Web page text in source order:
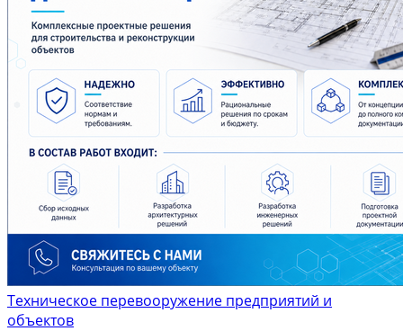
Техническое перевооружение предприятий и
объектов